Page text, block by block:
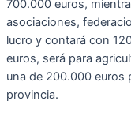
700.000 euros,
asociaciones,
lucro y contará con
euros, será para
una de 200.000 euros
provincia.